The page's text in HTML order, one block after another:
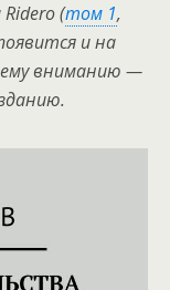
(том 1,
и на
вниманию —